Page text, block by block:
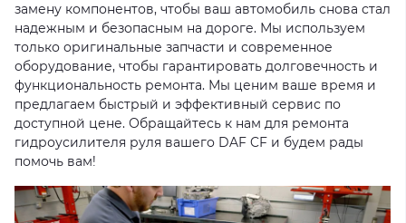
замену компонентов, чтобы ваш автомобиль снова стал
надежным и безопасным на дороге. Мы используем
только оригинальные запчасти и современное
оборудование, чтобы гарантировать долговечность и
функциональность ремонта. Мы ценим ваше время и
предлагаем быстрый и эффективный сервис по
доступной цене. Обращайтесь к нам для ремонта
гидроусилителя руля вашего DAF CF и будем рады
помочь вам!